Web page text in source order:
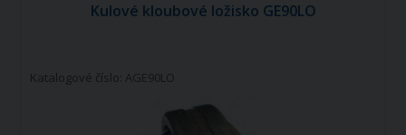
Kulové kloubové ložisko GE90LO
Katalogové číslo: AGE90LO